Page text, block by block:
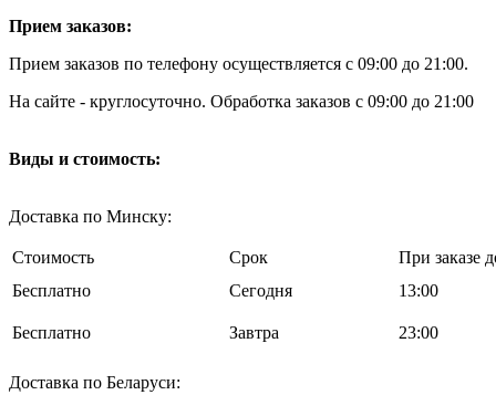
Прием заказов:
Прием заказов по телефону осуществляется с 09:00 до 21:00.
На сайте - круглосуточно. Обработка заказов с 09:00 до 21:00
Виды и стоимость:
Доставка по Минску:
Стоимость Срок
При заказе
Бесплатно
Cегодня 13:00
Бесплатно Завтра 23:00
Доставка по Беларуси: